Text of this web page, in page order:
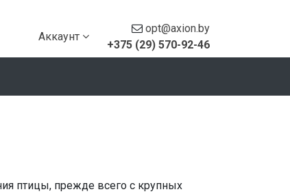
Аккаунт
opt@axion.by
+375 (29) 570-92-46
птицы, прежде всего с крупных